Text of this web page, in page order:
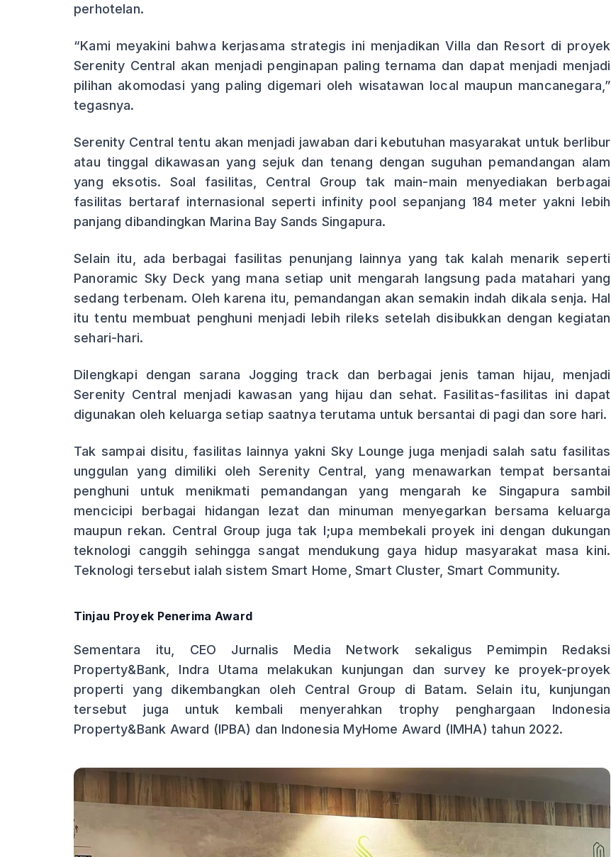
perhotelan.
“Kami meyakini bahwa kerjasama strategis ini menjadikan Villa dan Resort di proyek
Serenity Central akan menjadi penginapan paling ternama dan dapat menjadi menjadi
pilihan akomodasi yang paling digemari oleh wisatawan local maupun mancanegara,”
tegasnya.
Serenity Central tentu akan menjadi jawaban dari kebutuhan masyarakat untuk berlibur
atau tinggal dikawasan yang sejuk dan tenang dengan suguhan pemandangan alam
yang eksotis. Soal fasilitas, Central Group tak main-main menyediakan berbagai
fasilitas bertaraf internasional seperti infinity pool sepanjang 184 meter yakni lebih
panjang dibandingkan Marina Bay Sands Singapura.
Selain itu, ada berbagai fasilitas penunjang lainnya yang tak kalah menarik seperti
Panoramic Sky Deck yang mana setiap unit mengarah langsung pada matahari yang
sedang terbenam. Oleh karena itu, pemandangan akan semakin indah dikala senja. Hal
itu tentu membuat penghuni menjadi lebih rileks setelah disibukkan dengan kegiatan
sehari-hari.
Dilengkapi dengan sarana Jogging track dan berbagai jenis taman hijau, menjadi
Serenity Central menjadi kawasan yang hijau dan sehat. Fasilitas-fasilitas ini dapat
digunakan oleh keluarga setiap saatnya terutama untuk bersantai di pagi dan sore hari.
Tak sampai disitu, fasilitas lainnya yakni Sky Lounge juga menjadi salah satu fasilitas
unggulan yang dimiliki oleh Serenity Central, yang menawarkan tempat bersantai
penghuni untuk menikmati pemandangan yang mengarah ke Singapura sambil
mencicipi berbagai hidangan lezat dan minuman menyegarkan bersama keluarga
maupun rekan. Central Group juga tak l;upa membekali proyek ini dengan dukungan
teknologi canggih sehingga sangat mendukung gaya hidup masyarakat masa kini.
Teknologi tersebut ialah sistem Smart Home, Smart Cluster, Smart Community.
Tinjau Proyek Penerima Award
Sementara itu, CEO Jurnalis Media Network sekaligus Pemimpin Redaksi
Property&Bank, Indra Utama melakukan kunjungan dan survey ke proyek-proyek
properti yang dikembangkan oleh Central Group di Batam. Selain itu, kunjungan
tersebut juga untuk kembali menyerahkan trophy penghargaan Indonesia
Property&Bank Award (IPBA) dan Indonesia MyHome Award (IMHA) tahun 2022.